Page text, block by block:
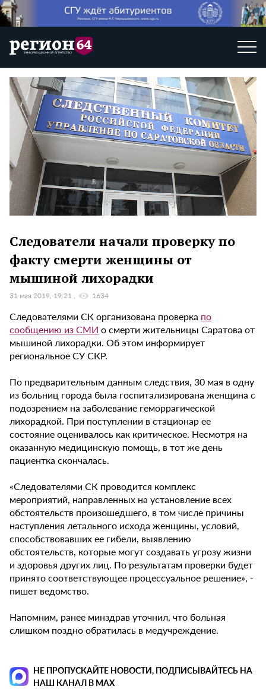
Следователи начали проверку по
факту смерти женщины от
мышиной лихорадки
31 мая 2019, 19:21 1634
Следователями СК организована проверка по
сообщению из СМИ о смерти жительницы Саратова от
мышиной лихорадки. Об этом информирует
региональное СУ СКР.
По предварительным данным следствия, 30 мая в одну
из больниц города была госпитализирована женщина с
подозрением на заболевание геморрагической
лихорадкой. При поступлении в стационар ее
состояние оценивалось как критическое. Несмотря на
оказанную медицинскую помощь, в тот же день
пациентка скончалась.
«Следователями СК проводится комплекс
мероприятий, направленных на установление всех
обстоятельств произошедшего, в том числе причины
наступления летального исхода женщины, условий,
способствовавших ее гибели, выявлению
обстоятельств, которые могут создавать угрозу жизни
и здоровья других лиц. По результатам проверки будет
принято соответствующее процессуальное решение», -
пишет ведомство.
Напомним, ранее минздрав уточнил, что больная
слишком поздно обратилась в медучреждение.
НЕ ПРОПУСКАЙТЕ НОВОСТИ, ПОДПИСЫВАЙТЕСЬ НА
НАШ КАНАЛ В MAX